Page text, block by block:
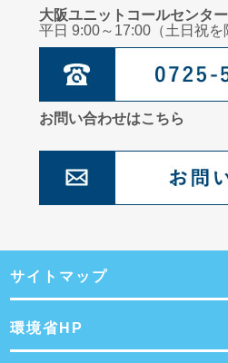
よう！
大阪ユニットコールセンター
平日 9:00～17:00（土日祝を
お問い合わせはこちら
サイトマップ
環境省HP